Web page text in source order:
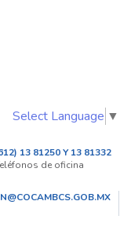
Select Language ▼
13 81250 Y 13 81332
de oficina